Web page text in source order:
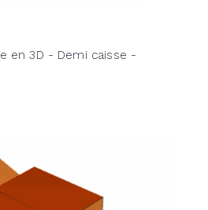
en 3D - Demi caisse -